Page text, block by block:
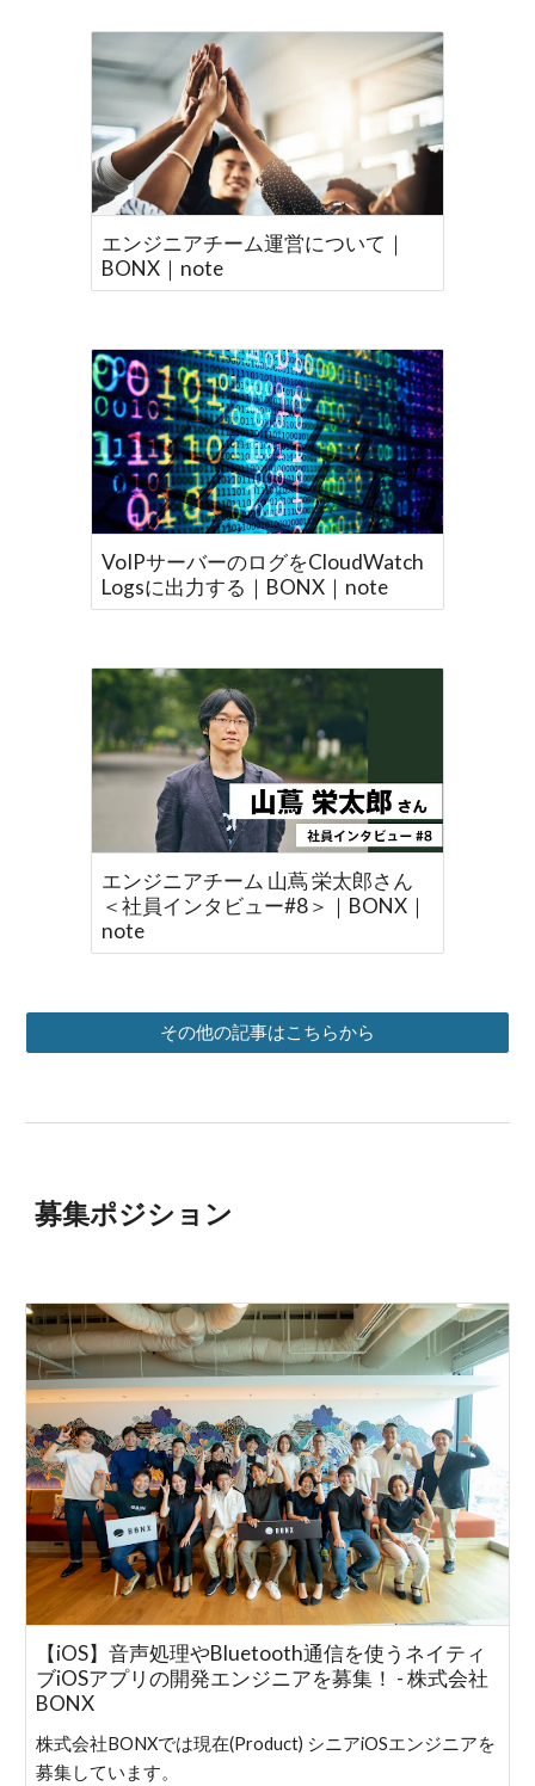
エンジニアチーム運営について｜
BONX｜note
VoIPサーバーのログをCloudWatch
Logsに出力する｜BONX｜note
エンジニアチーム 山蔦 栄太郎さん
＜社員インタビュー#8＞｜BONX｜
note
その他の記事はこちらから
募集ポジション
【iOS】音声処理やBluetooth通信を使うネイティ
ブiOSアプリの開発エンジニアを募集！ - 株式会社
BONX
株式会社BONXでは現在(Product) シニアiOSエンジニアを
募集しています。